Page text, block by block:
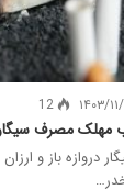
۱۱/۱۰ 12
مهلک مصرف
باز و ارزان